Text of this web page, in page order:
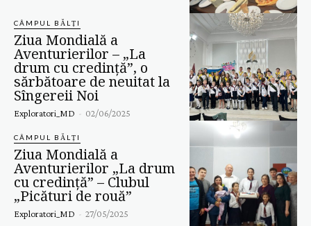
CÂMPUL BĂLȚI
Ziua Mondială a
Aventurierilor – „La
drum cu credință”, o
sărbătoare de neuitat la
Sîngereii Noi
Exploratori_MD - 02/06/2025
CÂMPUL BĂLȚI
Ziua Mondială a
Aventurierilor „La drum
cu credință” – Clubul
„Picături de rouă”
Exploratori_MD - 27/05/2025